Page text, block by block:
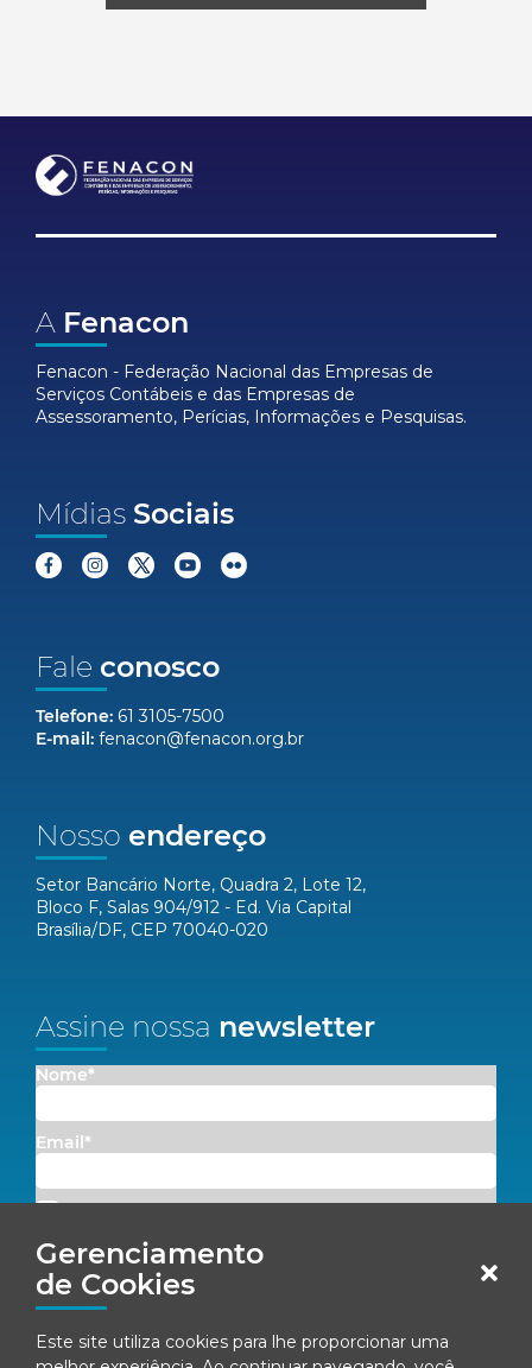
Gerenciamento
de Cookies
Este site utiliza cookies para lhe proporcionar uma
A Fenacon
Fenacon - Federação Nacional das Empresas de
Serviços Contábeis e das Empresas de
Assessoramento, Perícias, Informações e Pesquisas.
Mídias Sociais
Fale conosco
Telefone: 61 3105-7500
E-mail: fenacon@fenacon.org.br
Nosso endereço
Setor Bancário Norte, Quadra 2, Lote 12,
Bloco F, Salas 904/912 - Ed. Via Capital
Brasília/DF, CEP 70040-020
Assine nossa newsletter
Nome*
Email*
Cadastrar